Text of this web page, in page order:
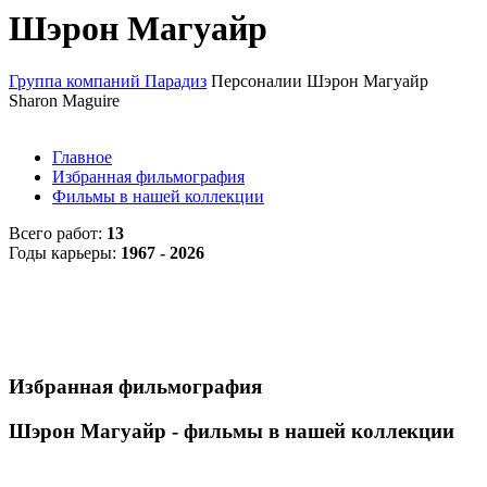
Шэрон Магуайр
Группа компаний Парадиз Персоналии Шэрон Магуайр
Sharon Maguire
Главное
Избранная фильмография
Фильмы в нашей коллекции
Всего работ: 13
Годы карьеры: 1967 - 2026
Избранная фильмография
Шэрон Магуайр - фильмы в нашей коллекции